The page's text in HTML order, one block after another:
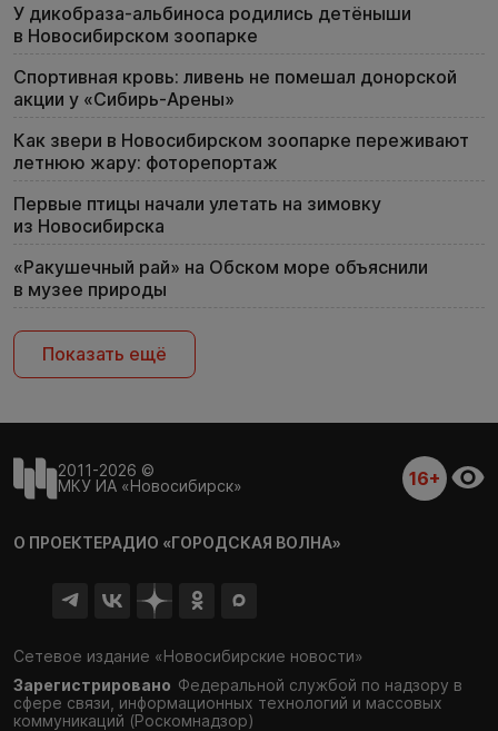
У дикобраза-альбиноса родились детёныши
в Новосибирском зоопарке
Спортивная кровь: ливень не помешал донорской
акции у «Сибирь-Арены»
Как звери в Новосибирском зоопарке переживают
летнюю жару: фоторепортаж
Первые птицы начали улетать на зимовку
из Новосибирска
«Ракушечный рай» на Обском море объяснили
в музее природы
Показать ещё
2011-2026 ©
МКУ ИА «Новосибирск»
16+
О ПРОЕКТЕРАДИО «ГОРОДСКАЯ ВОЛНА»
Сетевое издание «Новосибирские новости»
Зарегистрировано Федеральной службой по надзору в
сфере связи, информационных технологий и массовых
коммуникаций (Роскомнадзор)